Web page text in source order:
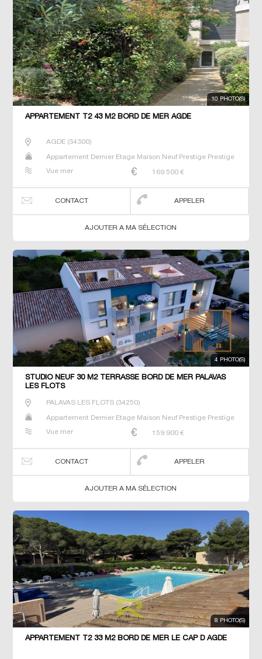
10 PHOTO(S)
APPARTEMENT T2 43 M2 BORD DE MER AGDE
AGDE(34300)
Appartement Dernier Etage Maison Neuf Prestige Prestige
Vue mer
169 500 €
CONTACT APPELER
AJOUTER A MA SÉLECTION
4 PHOTO(S)
STUDIO NEUF 30 M2 TERRASSE BORD DE MER PALAVAS
LES FLOTS
PALAVAS LES FLOTS(34250)
Appartement Dernier Etage Maison Neuf Prestige Prestige
Vue mer
159 900 €
CONTACT APPELER
AJOUTER A MA SÉLECTION
8 PHOTO(S)
APPARTEMENT T2 33 M2 BORD DE MER LE CAP D AGDE